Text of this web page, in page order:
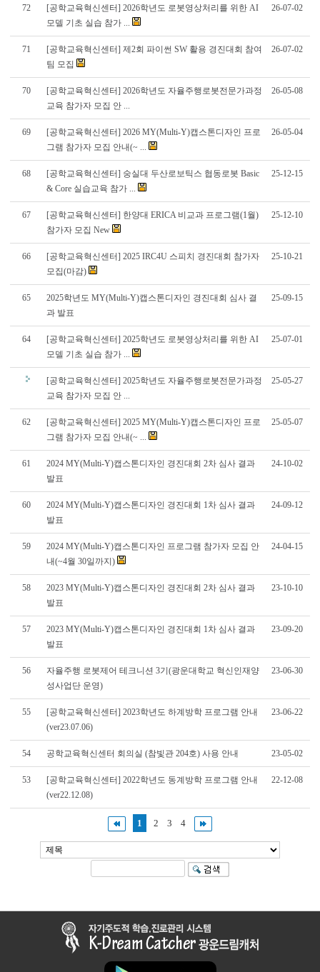
72
[공학교육혁신센터] 2026학년도 로봇영상처리를 위한 AI
모델 기초 실습 참가 ...
26-07-02
71
[공학교육혁신센터] 제2회 파이썬 SW 활용 경진대회 참여
팀 모집
26-07-02
70
[공학교육혁신센터] 2026학년도 자율주행로봇전문가과정
교육 참가자 모집 안 ...
26-05-08
69
[공학교육혁신센터] 2026 MY(Multi-Y)캡스톤디자인 프로
그램 참가자 모집 안내(~ ...
26-05-04
68
[공학교육혁신센터] 숭실대 두산로보틱스 협동로봇 Basic
& Core 실습교육 참가 ...
25-12-15
67
[공학교육혁신센터] 한양대 ERICA 비교과 프로그램(1월)
참가자 모집 New
25-12-10
66
[공학교육혁신센터] 2025 IRC4U 스피치 경진대회 참가자
모집(마감)
25-10-21
65
2025학년도 MY(Multi-Y)캡스톤디자인 경진대회 심사 결
과 발표
25-09-15
64
[공학교육혁신센터] 2025학년도 로봇영상처리를 위한 AI
모델 기초 실습 참가 ...
25-07-01
[공학교육혁신센터] 2025학년도 자율주행로봇전문가과정
교육 참가자 모집 안 ...
25-05-27
62
[공학교육혁신센터] 2025 MY(Multi-Y)캡스톤디자인 프로
그램 참가자 모집 안내(~ ...
25-05-07
61
2024 MY(Multi-Y)캡스톤디자인 경진대회 2차 심사 결과
발표
24-10-02
60
2024 MY(Multi-Y)캡스톤디자인 경진대회 1차 심사 결과
발표
24-09-12
59
2024 MY(Multi-Y)캡스톤디자인 프로그램 참가자 모집 안
내(~4월 30일까지)
24-04-15
58
2023 MY(Multi-Y)캡스톤디자인 경진대회 2차 심사 결과
발표
23-10-10
57
2023 MY(Multi-Y)캡스톤디자인 경진대회 1차 심사 결과
발표
23-09-20
56
자율주행 로봇제어 테크니션 3기(광운대학교 혁신인재양
성사업단 운영)
23-06-30
55
[공학교육혁신센터] 2023학년도 하계방학 프로그램 안내
(ver23.07.06)
23-06-22
54 공학교육혁신센터 회의실 (참빛관 204호) 사용 안내 23-05-02
53
[공학교육혁신센터] 2022학년도 동계방학 프로그램 안내
(ver22.12.08)
22-12-08
1 2 3 4